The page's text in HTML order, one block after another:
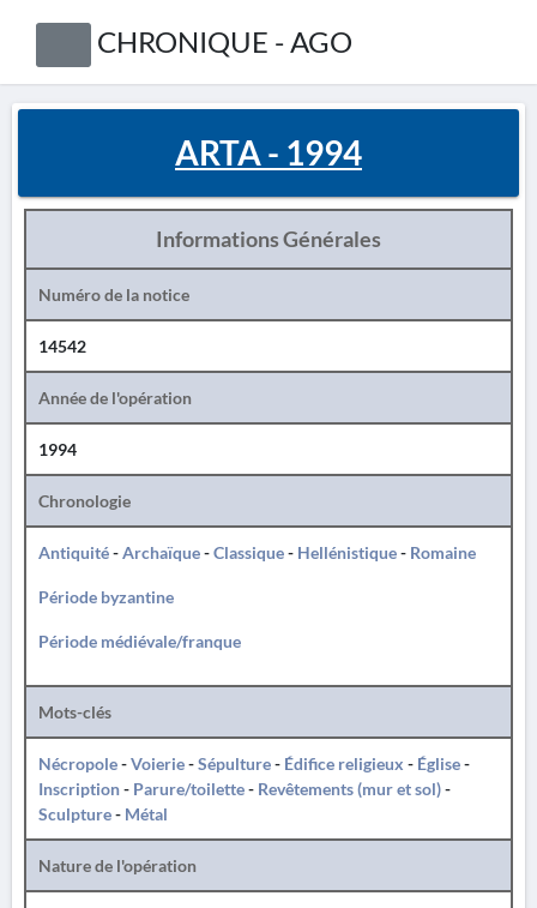
CHRONIQUE - AGO
ARTA - 1994
Informations Générales
Numéro de la notice
14542
Année de l'opération
1994
Chronologie
Antiquité-Archaïque-Classique- Hellénistique- Romaine
Période byzantine
Période médiévale/franque
Mots-clés
Nécropole-Voierie-Sépulture- Édifice religieux - Église-
Inscription- Parure/toilette- Revêtements (mur et sol)-
Sculpture- Métal
Nature de l'opération